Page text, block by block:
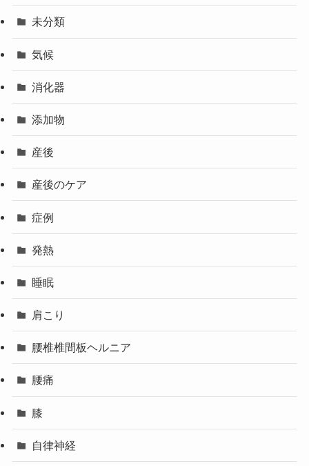
未分類
気候
消化器
添加物
産後
産後のケア
症例
発熱
睡眠
肩こり
腰椎椎間板ヘルニア
腰痛
膝
自律神経